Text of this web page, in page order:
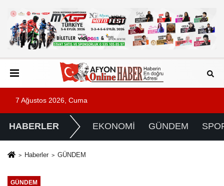
7 Ağustos 2026, Cuma
HABERLER EKONOMİ GÜNDEM
Haberler GÜNDEM
GÜNDEM